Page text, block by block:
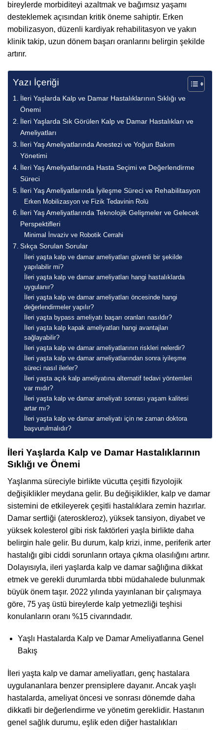
bireylerde morbiditeyi azaltmak ve bağımsız yaşamı
desteklemek açısından kritik öneme sahiptir. Erken
mobilizasyon, düzenli kardiyak rehabilitasyon ve yakın
klinik takip, uzun dönem başarı oranlarını belirgin şekilde
artırır.
Yazı İçeriği
İleri Yaşlarda Kalp ve Damar Hastalıklarının Sıklığı ve
Önemi
İleri Yaşlarda Sık Görülen Kalp ve Damar Hastalıkları ve
Ameliyatları
İleri Yaş Ameliyatlarında Anestezi ve Yoğun Bakım
Yönetimi
İleri Yaş Ameliyatlarında Hasta Seçimi ve Değerlendirme
Süreci
İleri Yaş Ameliyatlarında İyileşme Süreci ve Rehabilitasyon
Erken Mobilizasyon ve Fizik Tedavinin Rolü
İleri Yaş Ameliyatlarında Teknolojik Gelişmeler ve Gelecek
Perspektifleri
Minimal İnvaziv ve Robotik Cerrahi
Sıkça Sorulan Sorular
İleri yaşta kalp ve damar ameliyatları güvenli bir şekilde
yapılabilir mi?
İleri yaşta kalp ve damar ameliyatları hangi hastalıklarda
uygulanır?
İleri yaşta kalp ve damar ameliyatları öncesinde hangi
değerlendirmeler yapılır?
İleri yaşta bypass ameliyatı başarı oranları nasıldır?
İleri yaşta kalp kapak ameliyatları hangi avantajları
sağlayabilir?
İleri yaşta kalp ve damar ameliyatlarının riskleri nelerdir?
İleri yaşta kalp ve damar ameliyatlarından sonra iyileşme
süreci nasıl ilerler?
İleri yaşta açık kalp ameliyatına alternatif tedavi yöntemleri
var mıdır?
İleri yaşta kalp ve damar ameliyatı sonrası yaşam kalitesi
artar mı?
İleri yaşta kalp ve damar ameliyatı için ne zaman doktora
başvurulmalıdır?
İleri Yaşlarda Kalp ve Damar Hastalıklarının
Sıklığı ve Önemi
Yaşlanma süreciyle birlikte vücutta çeşitli fizyolojik
değişiklikler meydana gelir. Bu değişiklikler, kalp ve damar
sistemini de etkileyerek çeşitli hastalıklara zemin hazırlar.
Damar sertliği (ateroskleroz), yüksek tansiyon, diyabet ve
yüksek kolesterol gibi risk faktörleri yaşla birlikte daha
belirgin hale gelir. Bu durum, kalp krizi, inme, periferik arter
hastalığı gibi ciddi sorunların ortaya çıkma olasılığını artırır.
Dolayısıyla, ileri yaşlarda kalp ve damar sağlığına dikkat
etmek ve gerekli durumlarda tıbbi müdahalede bulunmak
büyük önem taşır. 2022 yılında yayınlanan bir çalışmaya
göre, 75 yaş üstü bireylerde kalp yetmezliği teşhisi
konulanların oranı %15 civarındadır.
Yaşlı Hastalarda Kalp ve Damar Ameliyatlarına Genel
Bakış
İleri yaşta kalp ve damar ameliyatları, genç hastalara
uygulananlara benzer prensiplere dayanır. Ancak yaşlı
hastalarda, ameliyat öncesi ve sonrası dönemde daha
dikkatli bir değerlendirme ve yönetim gereklidir. Hastanın
genel sağlık durumu, eşlik eden diğer hastalıkları